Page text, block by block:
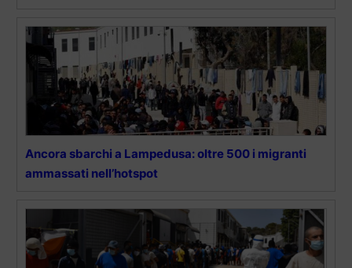
Ancora sbarchi a Lampedusa: oltre 500 i migranti
ammassati nell’hotspot